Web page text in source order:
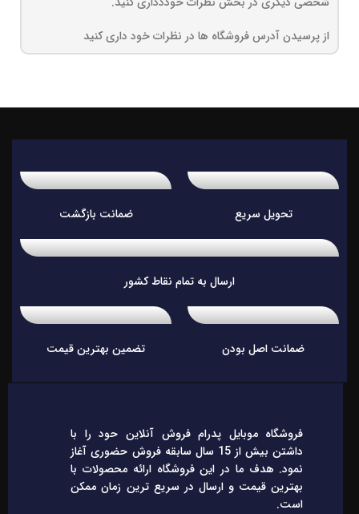
از پرسیدن آدرس فروشگاه ها در نظرات خود داری کنید
تحویل سریع ضمانت بازگشت
ارسال به تمام نقاط کشور
ضمانت اصل بودن تضمین بهترین قیمت
فروشگاه موبایل پدرام فروش آنلاین حود را با
داشتن بیش از 15 سال سابقه فروش حضوری آغاز
نمود. هدف ما در این فروشگاه ارائه محصولات با
بهترین قیمت و ارسال در سریع ترین زمان ممکن
است.